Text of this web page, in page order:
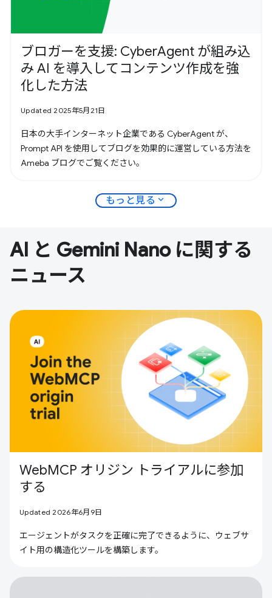
ブロガーを支援: CyberAgent が組み込
み AI を導入してコンテンツ作成を強
化した方法
Updated 2025年5月21日
日本の大手インターネット企業である CyberAgent が、
Prompt API を使用してブログを効果的に運営している方法を
Ameba ブログでご覧ください。
もっと見る expand_more
AI と Gemini Nano に関する
ニュース
WebMCP オリジン トライアルに参加
する
Updated 2026年6月9日
エージェントがタスクを正確に完了できるように、ウェブサ
イト用の構造化ツールを構築します。